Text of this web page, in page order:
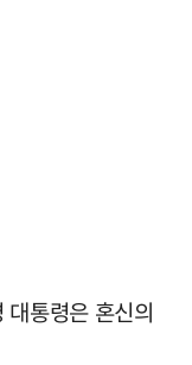
통령은 혼신의